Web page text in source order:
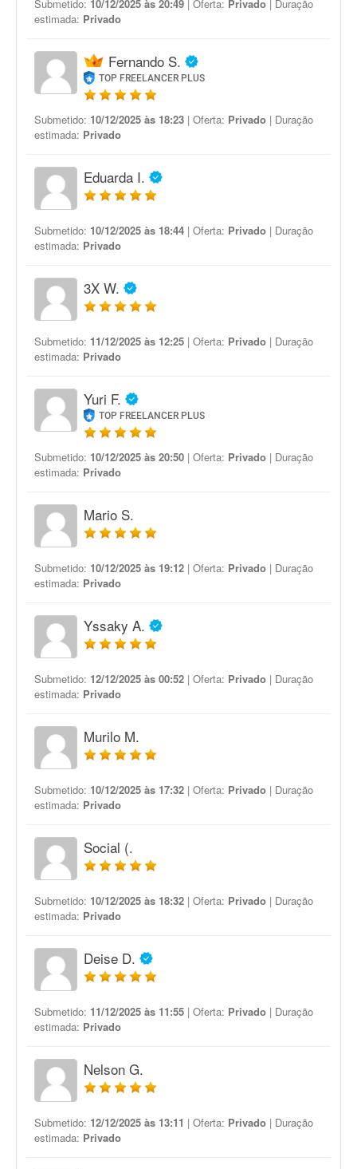
Submetido: 10/12/2025 às 20:49 | Oferta: Privado | Duração
estimada: Privado
Fernando S.
TOP FREELANCER PLUS
Submetido: 10/12/2025 às 18:23 | Oferta: Privado | Duração
estimada: Privado
Eduarda I.
Submetido: 10/12/2025 às 18:44 | Oferta: Privado | Duração
estimada: Privado
3X W.
Submetido: 11/12/2025 às 12:25 | Oferta: Privado | Duração
estimada: Privado
Yuri F.
TOP FREELANCER PLUS
Submetido: 10/12/2025 às 20:50 | Oferta: Privado | Duração
estimada: Privado
Mario S.
Submetido: 10/12/2025 às 19:12 | Oferta: Privado | Duração
estimada: Privado
Yssaky A.
Submetido: 12/12/2025 às 00:52 | Oferta: Privado | Duração
estimada: Privado
Murilo M.
Submetido: 10/12/2025 às 17:32 | Oferta: Privado | Duração
estimada: Privado
Social (.
Submetido: 10/12/2025 às 18:32 | Oferta: Privado | Duração
estimada: Privado
Deise D.
Submetido: 11/12/2025 às 11:55 | Oferta: Privado | Duração
estimada: Privado
Nelson G.
Submetido: 12/12/2025 às 13:11 | Oferta: Privado | Duração
estimada: Privado